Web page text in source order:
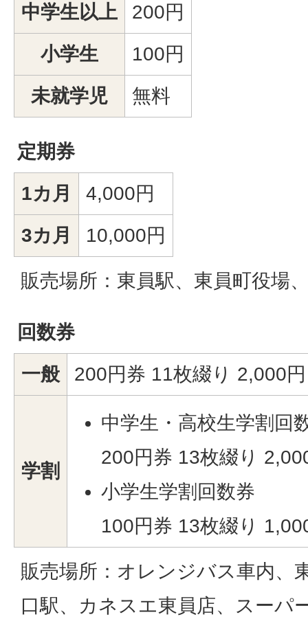
中学生以上
200円
小学生
100円
未就学児
無料
定期券
1カ月
4,000円
3カ月
10,000円
販売場所：東員駅、東員町役場
回数券
一般
200円券 11枚綴り 2,000円
学割
中学生・高校生学割回
200円券 13枚綴り
小学生学割回数券
100円券 13枚綴り
販売場所：オレンジバス車内、
口駅、カネスエ東員店、スーパ